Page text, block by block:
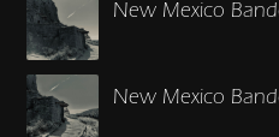
New Mexico
New Mexico